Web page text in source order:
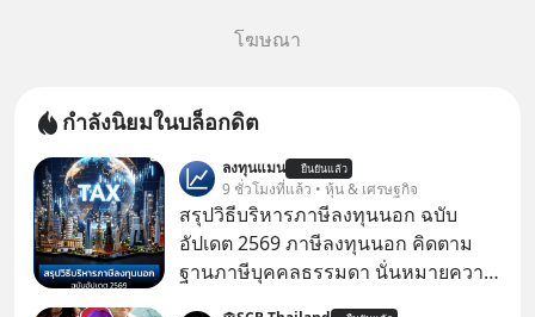
โฆษณา
กำลังนิยมในบล็อกดิต
ลงทุนแมน ยืนยันแล้ว
9 ชั่วโมงที่แล้ว • หุ้น & เศรษฐกิจ
สรุปวิธีบริหารภาษีลงทุนนอก ฉบับ
อัปเดต 2569 ภาษีลงทุนนอก คิดตาม
ฐานภาษีบุคคลธรรมดา นั่นหมายความ